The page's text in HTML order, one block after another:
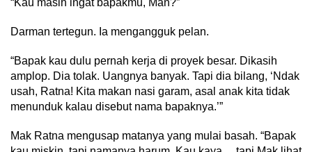
Darman tertegun. Ia mengangguk pelan.
“Bapak kau dulu pernah kerja di proyek besar. Dikasih
amplop. Dia tolak. Uangnya banyak. Tapi dia bilang, ‘Ndak
usah, Ratna! Kita makan nasi garam, asal anak kita tidak
menunduk kalau disebut nama bapaknya.’”
Mak Ratna mengusap matanya yang mulai basah. “Bapak